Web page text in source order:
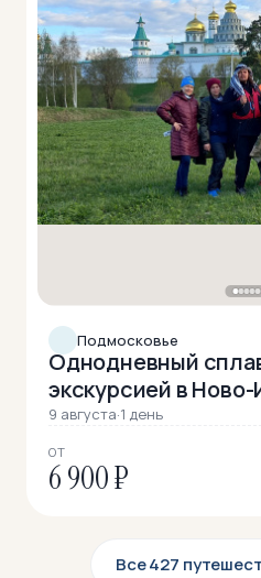
Подмосковье
Однодневный
экскурсией в
монастыре
9 августа·1 день
ОТ
6 900 ₽
Все 427